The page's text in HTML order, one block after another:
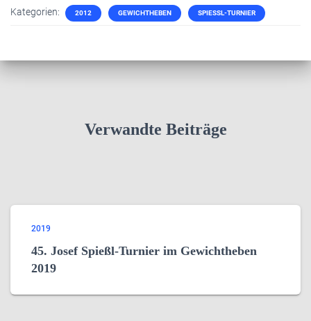
Kategorien: 2012 GEWICHTHEBEN SPIESSL-TURNIER
Verwandte Beiträge
2019
45. Josef Spießl-Turnier im Gewichtheben
2019